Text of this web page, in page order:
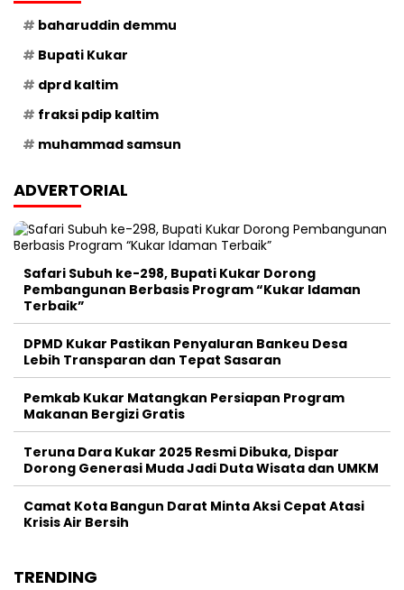
baharuddin demmu
Bupati Kukar
dprd kaltim
fraksi pdip kaltim
muhammad samsun
ADVERTORIAL
Safari Subuh ke-298, Bupati Kukar Dorong
Pembangunan Berbasis Program “Kukar Idaman
Terbaik”
DPMD Kukar Pastikan Penyaluran Bankeu Desa
Lebih Transparan dan Tepat Sasaran
Pemkab Kukar Matangkan Persiapan Program
Makanan Bergizi Gratis
Teruna Dara Kukar 2025 Resmi Dibuka, Dispar
Dorong Generasi Muda Jadi Duta Wisata dan UMKM
Camat Kota Bangun Darat Minta Aksi Cepat Atasi
Krisis Air Bersih
TRENDING